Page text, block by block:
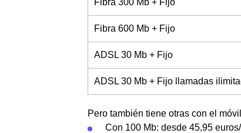
Fibra 300 Mb + Fijo
Fibra 600 Mb + Fijo
ADSL 30 Mb + Fijo
ADSL 30 Mb + Fijo llamadas
Pero también tiene otras con el
Con 100 Mb: desde 45,95